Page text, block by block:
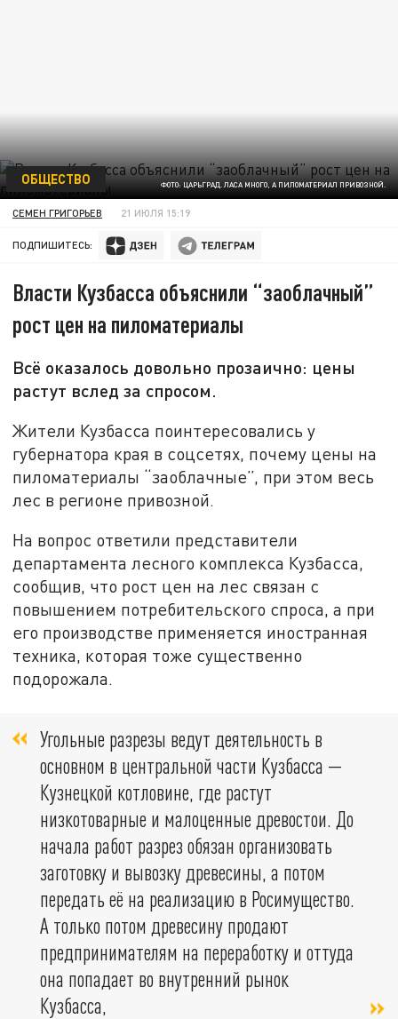
ФОТО: ЦАРЬГРАД. ЛАСА МНОГО, А ПИЛОМАТЕРИАЛ ПРИВОЗНОЙ.
ОБЩЕСТВО
СЕМЕН ГРИГОРЬЕВ 21 ИЮЛЯ 15:19
ПОДПИШИТЕСЬ:
Власти Кузбасса объяснили “заоблачный”
рост цен на пиломатериалы
Всё оказалось довольно прозаично: цены
растут вслед за спросом.
Жители Кузбасса поинтересовались у
губернатора края в соцсетях, почему цены на
пиломатериалы “заоблачные”, при этом весь
лес в регионе привозной.
На вопрос ответили представители
департамента лесного комплекса Кузбасса,
сообщив, что рост цен на лес связан с
повышением потребительского спроса, а при
его производстве применяется иностранная
техника, которая тоже существенно
подорожала.
Угольные разрезы ведут деятельность в
основном в центральной части Кузбасса —
Кузнецкой котловине, где растут
низкотоварные и малоценные древостои. До
начала работ разрез обязан организовать
заготовку и вывозку древесины, а потом
передать её на реализацию в Росимущество.
А только потом древесину продают
предпринимателям на переработку и оттуда
она попадает во внутренний рынок
Кузбасса,